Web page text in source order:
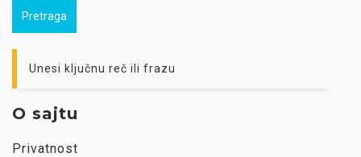
Pretraga
Unesi ključnu reč ili frazu
O sajtu
Privatnost